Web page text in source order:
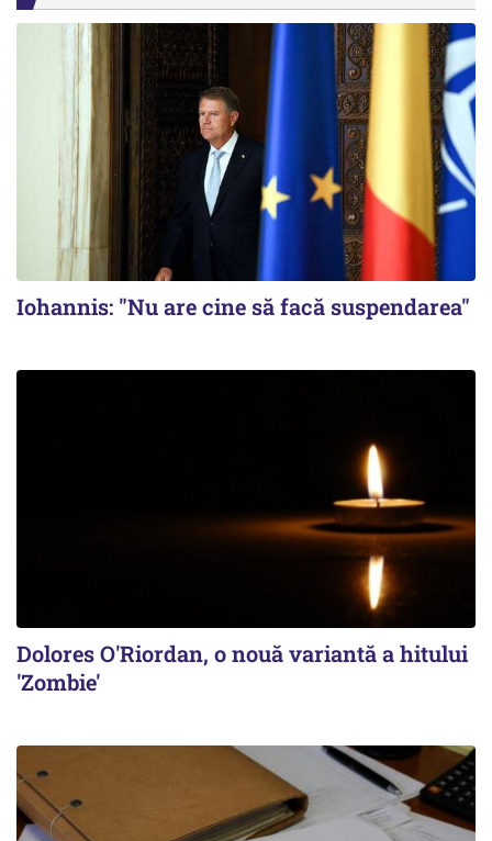
Iohannis: "Nu are cine să facă suspendarea"
Dolores O'Riordan, o nouă variantă a hitului
'Zombie'